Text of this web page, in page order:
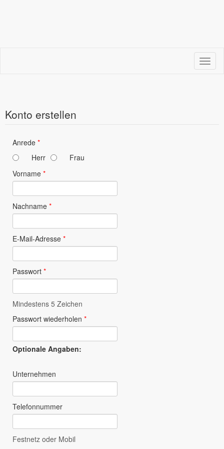
Menü
Konto erstellen
Anrede *
Herr
Frau
Vorname *
Nachname *
E-Mail-Adresse *
Passwort *
Mindestens 5 Zeichen
Passwort wiederholen *
Optionale Angaben:
Unternehmen
Telefonnummer
Festnetz oder Mobil